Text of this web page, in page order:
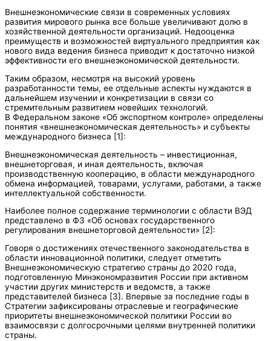
Внешнеэкономические связи в современных условиях
развития мирового рынка все больше увеличивают долю в
хозяйственной деятельности организаций. Недооценка
преимуществ и возможностей виртуального предприятия как
нового вида ведения бизнеса приводит к достаточно низкой
эффективности его внешнеэкономической деятельности.
Таким образом, несмотря на высокий уровень
разработанности темы, ее отдельные аспекты нуждаются в
дальнейшем изучении и конкретизации в связи со
стремительным развитием новейших технологий.
В Федеральном законе «Об экспортном контроле» определены
понятия «внешнеэкономическая деятельность» и субъекты
международного бизнеса [1]:
Внешнеэкономическая деятельность – инвестиционная,
внешнеторговая, и иная деятельность, включая
производственную кооперацию, в области международного
обмена информацией, товарами, услугами, работами, а также
интеллектуальной собственности.
Наиболее полное содержание терминологии с области ВЭД
представлено в ФЗ «Об основах государственного
регулирования внешнеторговой деятельности» [2]:
Говоря о достижениях отечественного законодательства в
области инновационной политики, следует отметить
Внешнеэкономическую стратегию страны до 2020 года,
подготовленную Минэкономразвития России при активном
участии других министерств и ведомств, а также
представителей бизнеса [3]. Впервые за последние годы в
Стратегии зафиксированы отраслевые и географические
приоритеты внешнеэкономической политики России во
взаимосвязи с долгосрочными целями внутренней политики
страны.